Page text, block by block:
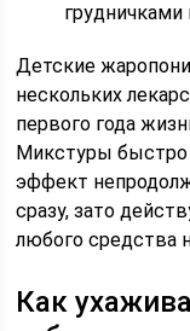
Детские
нескольких
первого года
Микстуры быстро
эффект
сразу, зато
любого средства
Как